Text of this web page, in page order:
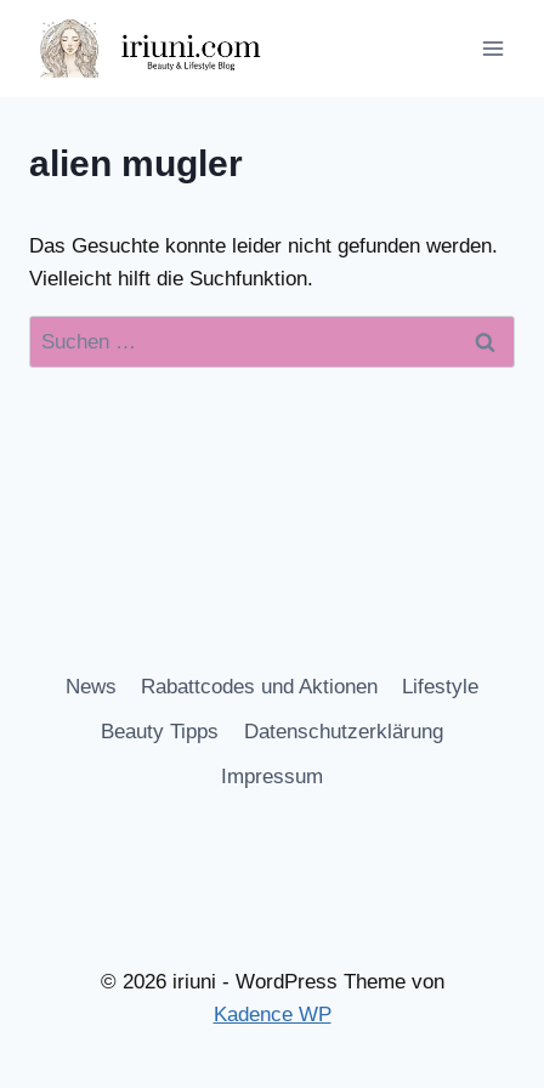
Inhalt
springen
alien mugler
Das Gesuchte konnte leider nicht gefunden werden.
Vielleicht hilft die Suchfunktion.
Suchen
nach:
News Rabattcodes und Aktionen
Lifestyle
Beauty Tipps
Datenschutzerklärung
Impressum
© 2026 iriuni - WordPress Theme von
Kadence WP